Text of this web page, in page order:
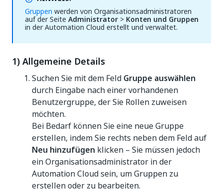
Gruppen werden von Organisationsadministratoren
auf der Seite Administrator > Konten und Gruppen
in der Automation Cloud erstellt und verwaltet.
1) Allgemeine Details
Suchen Sie mit dem Feld Gruppe auswählen
durch Eingabe nach einer vorhandenen
Benutzergruppe, der Sie Rollen zuweisen
möchten.
Bei Bedarf können Sie eine neue Gruppe
erstellen, indem Sie rechts neben dem Feld auf
Neu hinzufügen klicken – Sie müssen jedoch
ein Organisationsadministrator in der
Automation Cloud sein, um Gruppen zu
erstellen oder zu bearbeiten.